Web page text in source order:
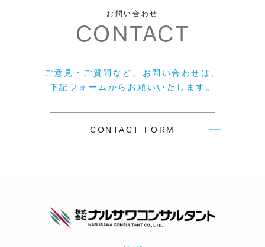
お問い合わせ
CONTACT
ご意見・ご質問など、お問い合わせは、
下記フォームからお願いいたします。
CONTACT FORM